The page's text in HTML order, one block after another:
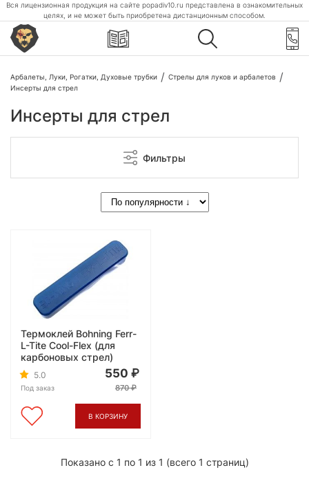
Вся лицензионная продукция на сайте popadiv10.ru представлена в ознакомительных
целях, и не может быть приобретена дистанционным способом.
Арбалеты, Луки, Рогатки, Духовые трубки
Стрелы для луков и арбалетов
Инсерты для стрел
Инсерты для стрел
Фильтры
Термоклей Bohning Ferr-
L-Tite Cool-Flex (для
карбоновых стрел)
5.0
Под заказ
550
870
В КОРЗИНУ
Показано с 1 по 1 из 1 (всего 1 страниц)